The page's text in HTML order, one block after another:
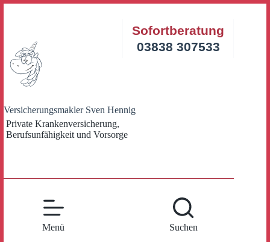
Versicherungsmakler Sven Hennig
Private Krankenversicherung,
Berufsunfähigkeit und Vorsorge
Sofortberatung
03838 307533
Menü Suchen